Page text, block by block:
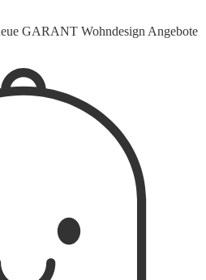
GARANT Wohndesign Angebote